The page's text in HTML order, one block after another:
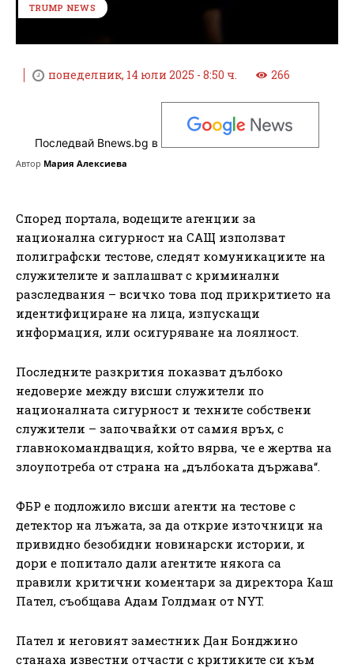
TRUMP NEWS
понеделник, 14 юли 2025 - 8:50 ч. 266
Последвай Bnews.bg в
Автор Мария Алексиева
Според портала, водещите агенции за
национална сигурност на САЩ използват
полиграфски тестове, следят комуникациите на
служителите и заплашват с криминални
разследвания – всичко това под прикритието на
идентифициране на лица, изпускащи
информация, или осигуряване на лоялност.
Последните разкрития показват дълбоко
недоверие между висши служители по
националната сигурност и техните собствени
служители – започвайки от самия връх, с
главнокомандващия, който вярва, че е жертва на
злоупотреба от страна на „дълбоката държава“.
ФБР е подложило висши агенти на тестове с
детектор на лъжата, за да открие източници на
привидно безобидни новинарски истории, и
дори е попитало дали агентите някога са
правили критични коментари за директора Каш
Пател, съобщава Адам Голдман от NYT.
Пател и неговият заместник Дан Бонджино
станаха известни отчасти с критиките си към